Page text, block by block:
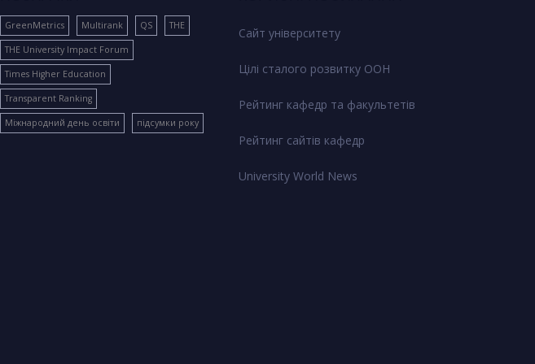
GreenMetrics Multirank QS THE
THE University Impact Forum
Times Higher Education
Transparent Ranking
Міжнародний день освіти підсумки року
Сайт університету
Цілі сталого розвитку ООН
Рейтинг кафедр та факультетів
Рейтинг сайтів кафедр
University World News